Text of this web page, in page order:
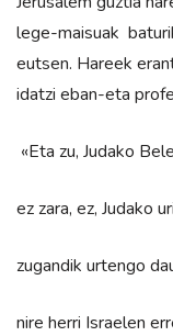
lege-maisuak
eutsen. Hareek
idatzi eban-eta
«Eta zu, Judako
ez zara, ez, Judako
zugandik urtengo
nire herri Israelen